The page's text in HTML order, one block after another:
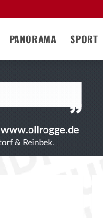
PANORAMA SPORT